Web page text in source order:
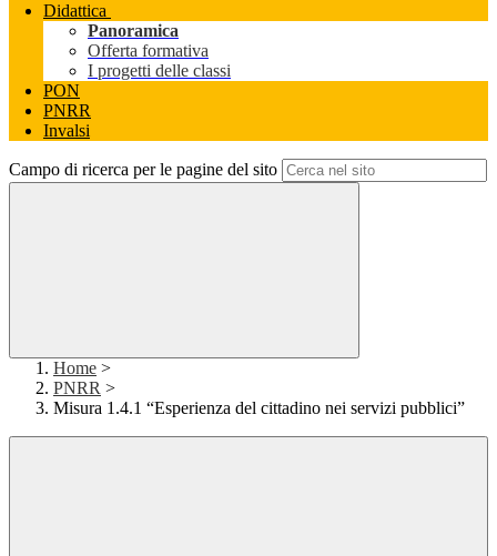
Didattica
Panoramica
Offerta formativa
I progetti delle classi
PON
PNRR
Invalsi
Campo di ricerca per le pagine del sito
Home >
PNRR >
Misura 1.4.1 “Esperienza del cittadino nei servizi pubblici”